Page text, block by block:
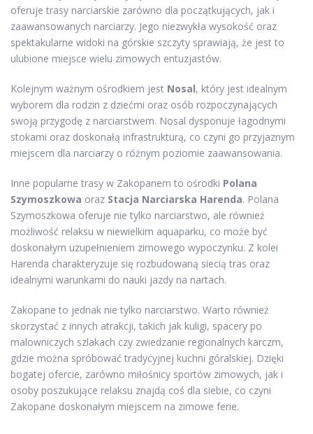
oferuje trasy narciarskie zarówno dla początkujących, jak i
zaawansowanych narciarzy. Jego niezwykła wysokość oraz
spektakularne widoki na górskie szczyty sprawiają, że jest to
ulubione miejsce wielu zimowych entuzjastów.
Kolejnym ważnym ośrodkiem jest Nosal, który jest idealnym
wyborem dla rodzin z dziećmi oraz osób rozpoczynających
swoją przygodę z narciarstwem. Nosal dysponuje łagodnymi
stokami oraz doskonałą infrastrukturą, co czyni go przyjaznym
miejscem dla narciarzy o różnym poziomie zaawansowania.
Inne popularne trasy w Zakopanem to ośrodki Polana
Szymoszkowa oraz Stacja Narciarska Harenda. Polana
Szymoszkowa oferuje nie tylko narciarstwo, ale również
możliwość relaksu w niewielkim aquaparku, co może być
doskonałym uzupełnieniem zimowego wypoczynku. Z kolei
Harenda charakteryzuje się rozbudowaną siecią tras oraz
idealnymi warunkami do nauki jazdy na nartach.
Zakopane to jednak nie tylko narciarstwo. Warto również
skorzystać z innych atrakcji, takich jak kuligi, spacery po
malowniczych szlakach czy zwiedzanie regionalnych karczm,
gdzie można spróbować tradycyjnej kuchni góralskiej. Dzięki
bogatej ofercie, zarówno miłośnicy sportów zimowych, jak i
osoby poszukujące relaksu znajdą coś dla siebie, co czyni
Zakopane doskonałym miejscem na zimowe ferie.